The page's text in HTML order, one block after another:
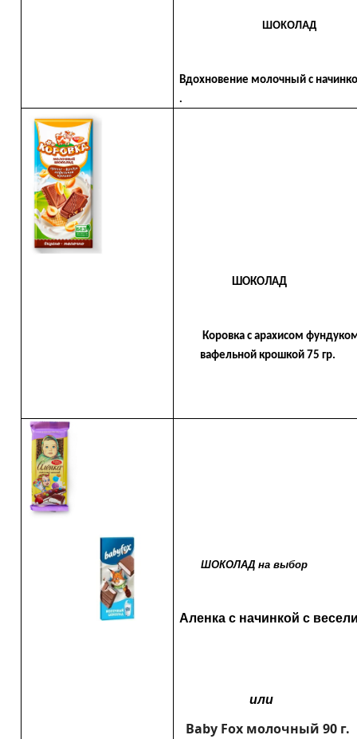
ШОКОЛАД
Вдохновение молочный с
.
ШОКОЛАД
Коровка с арахисом
вафельной крошкой 75 гр.
ШОКОЛАД на выбор
Аленка с начинкой с
или
Baby Fox молочный 90 г.